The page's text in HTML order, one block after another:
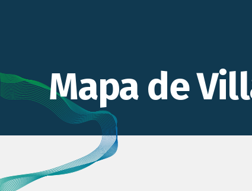
Mapa de